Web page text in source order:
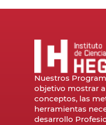
Nuestros
objetivo mostrar
conceptos, las
herramientas
desarrollo